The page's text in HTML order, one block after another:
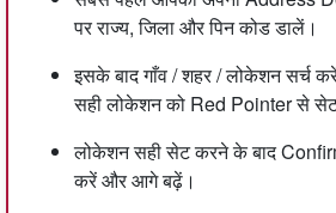
पर राज्य, जिला और पिन कोड डालें।
इसके बाद गाँव / शहर / लोकेशन सर्च
सही लोकेशन को Red Pointer से
लोकेशन सही सेट करने के बाद
करें और आगे बढ़ें।